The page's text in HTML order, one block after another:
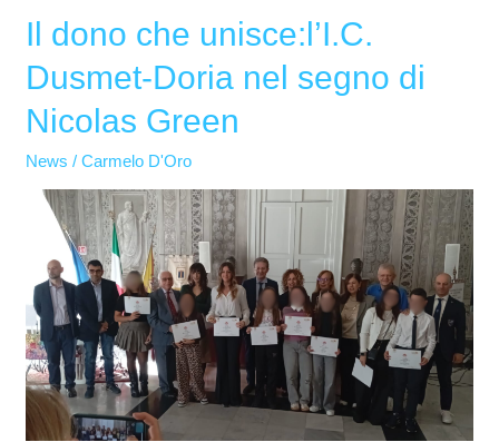
Il dono che unisce:l’I.C.
Dusmet-Doria nel segno di
Nicolas Green
News /Carmelo D'Oro
Il
che
unisce:l’I.C.
nel
segno
Nicolas
Green